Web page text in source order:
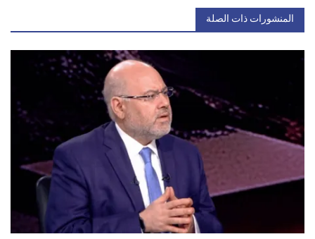
المنشورات ذات الصلة